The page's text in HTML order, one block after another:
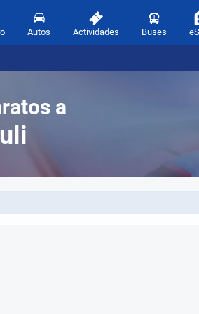
Autos Actividades Buses
a